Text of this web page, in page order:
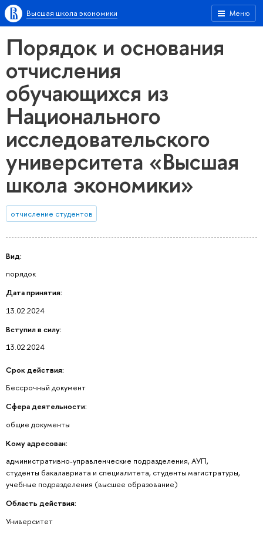
Меню
Высшая школа экономики
Порядок и основания
отчисления
обучающихся из
Национального
исследовательского
университета «Высшая
школа экономики»
отчисление студентов
Вид:
порядок
Дата принятия:
13.02.2024
Вступил в силу:
13.02.2024
Срок действия:
Бессрочный документ
Сфера деятельности:
общие документы
Кому адресован:
административно-управленческие подразделения, АУП,
студенты бакалавриата и специалитета, студенты магистратуры,
учебные подразделения (высшее образование)
Область действия:
Университет